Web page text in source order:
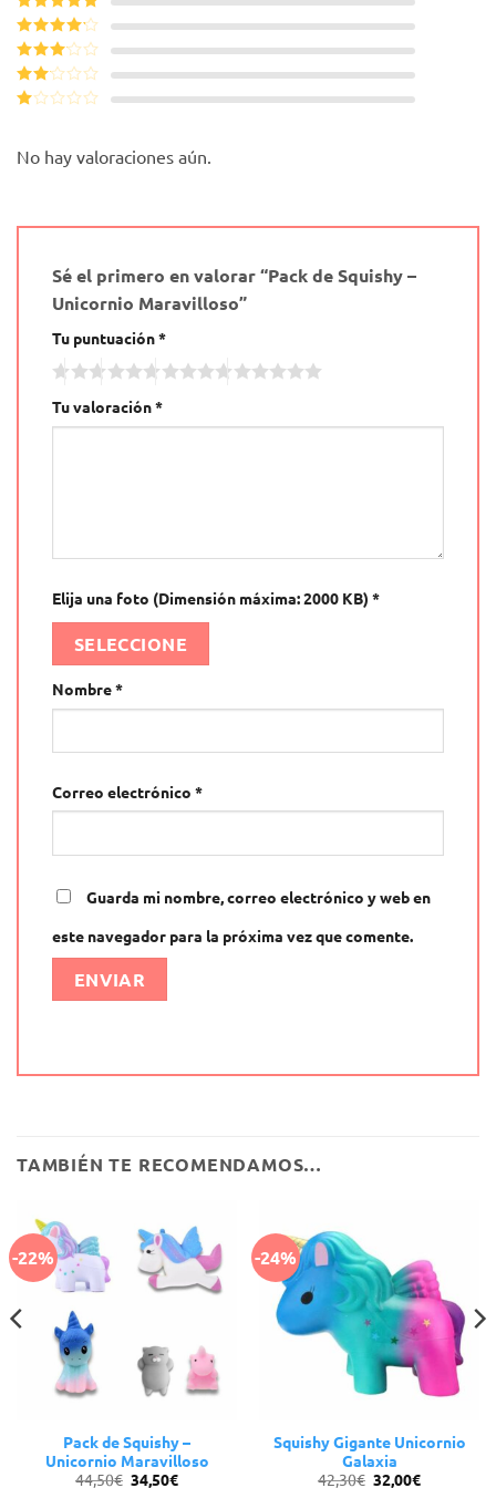
Valorado con
5de 5
Valorado
con
5
Valorado
con
de 5
Valorado
1
de
No hay valoraciones aún.
Sé el primero en valorar “Pack de Squishy –
Unicornio Maravilloso”
Tu puntuación*
Tu valoración*
Elija una foto (Dimensión máxima: 2000 KB) *
SELECCIONE
Nombre*
Correo electrónico *
Guarda mi nombre, correo electrónico y web en
este navegador para la próxima vez que comente.
TAMBIÉN TE RECOMENDAMOS…
-22%
Pack de Squishy –
Unicornio Maravilloso
44,50€ El
34,50€El
-24%
Squishy Gigante Unicornio
Galaxia
42,30€ El
32,00€El